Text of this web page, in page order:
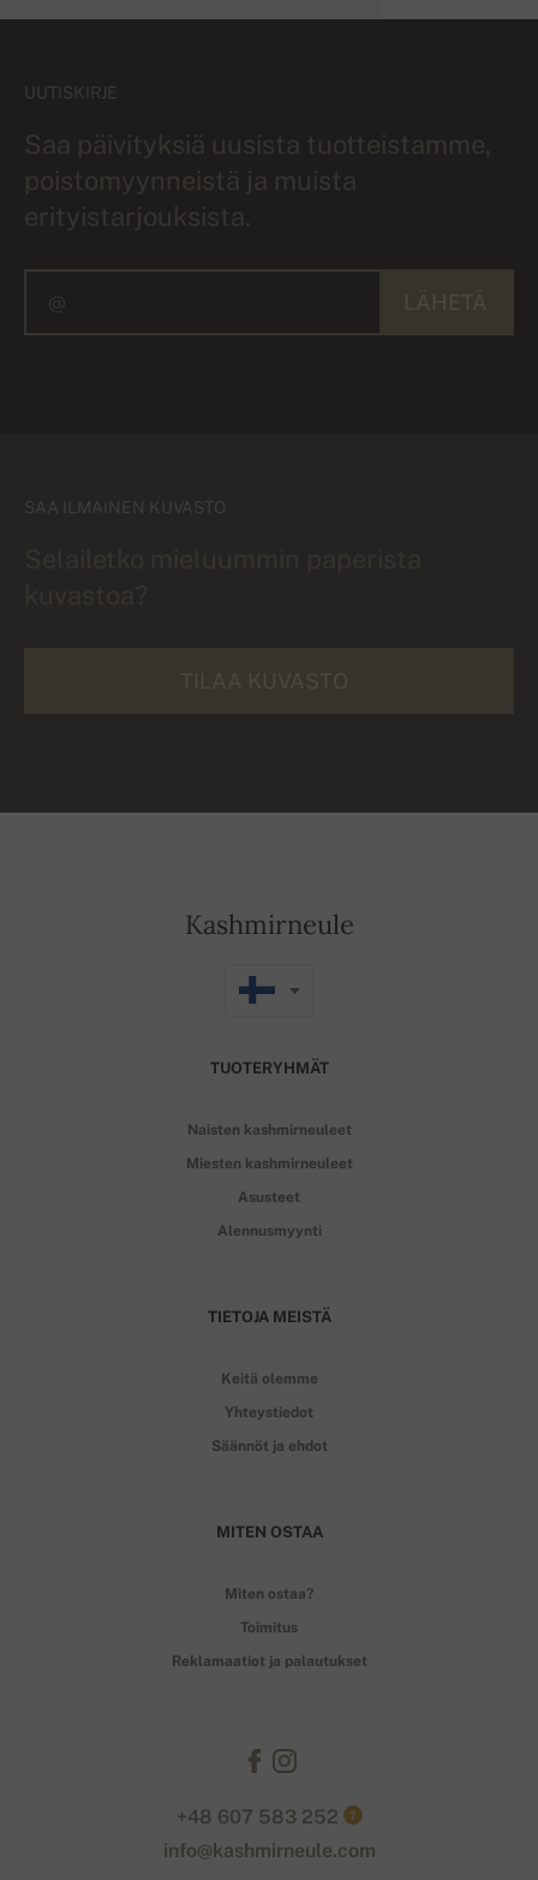
UUTISKIRJE
Saa päivityksiä uusista tuotteistamme,
poistomyynneistä ja muista
erityistarjouksista.
SAA ILMAINEN KUVASTO
Kashmirneule
TUOTERYHMÄT
Naisten kashmirneuleet
Miesten kashmirneuleet
Asusteet
Alennusmyynti
TIETOJA MEISTÄ
Keitä olemme
Yhteystiedot
Säännöt ja ehdot
MITEN OSTAA
Miten ostaa?
Toimitus
Reklamaatiot ja palautukset
+48 607 583 252 ?
info@kashmirneule.com